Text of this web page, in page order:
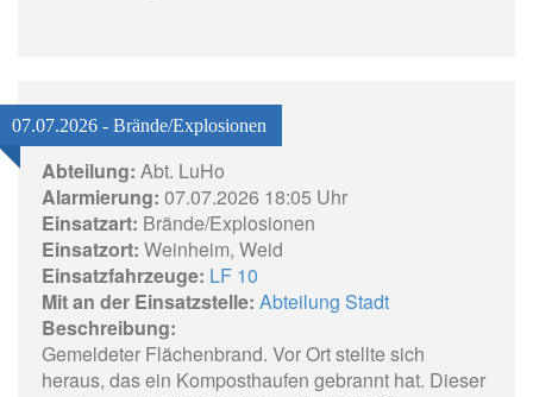
07.07.2026 - Brände/Explosionen
Abteilung: Abt. LuHo
Alarmierung: 07.07.2026 18:05 Uhr
Einsatzart: Brände/Explosionen
Einsatzort: Weinheim, Weid
Einsatzfahrzeuge: LF 10
Mit an der Einsatzstelle: Abteilung Stadt
Beschreibung:
Gemeldeter Flächenbrand. Vor Ort stellte sich
heraus, das ein Komposthaufen gebrannt hat. Dieser